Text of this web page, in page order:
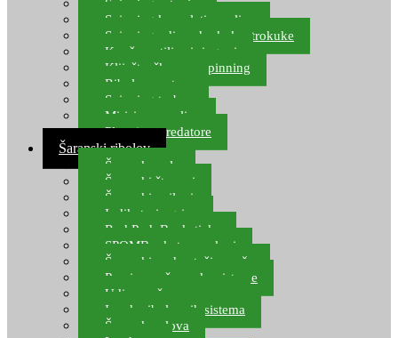
Spinning setovi
Spinning kompleti varalica
Spinning udice, dvokuke, trokuke
Kopče, vrtilice i ringovi
Kliješta, škare za spinning
Ribolov pastrve
Spinning torbe
Mirisi za varalice
Plovci za predatore
Šaranski ribolov
Šaranske role
Šaranski štapovi
Šaranski najloni
Indikatori ugriza
Rod Pod, Banksticks
SPOMB rakete, markeri
Šaranski podmetači, mreže
Pernice za šaranske sisteme
Udice za šarana, amura
Izrada ribolovnih sistema
Šaranska olova